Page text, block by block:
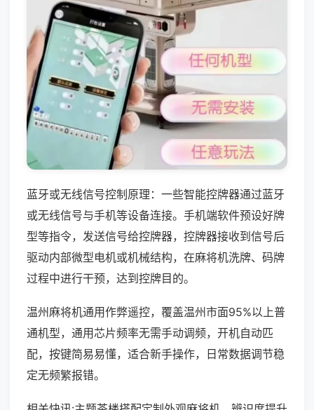
蓝牙或无线信号控制原理：一些智能控牌器通过蓝牙
或无线信号与手机等设备连接。手机端软件预设好牌
型等指令，发送信号给控牌器，控牌器接收到信号后
驱动内部微型电机或机械结构，在麻将机洗牌、码牌
过程中进行干预，达到控牌目的。
温州麻将机通用作弊遥控，覆盖温州市面95%以上普
通机型，通用芯片频率无需手动调频，开机自动匹
配，按键简易易懂，适合新手操作，日常数据调节稳
定无频繁报错。